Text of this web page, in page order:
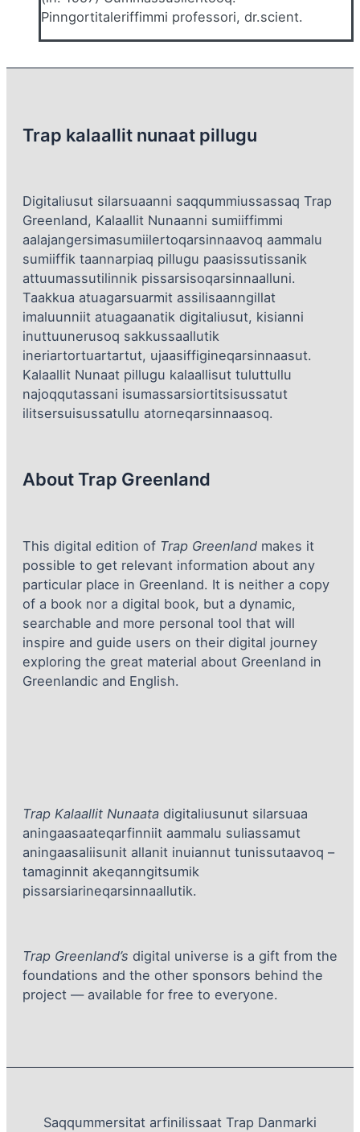
Pinngortitaleriffimmi professori, dr.scient.
Trap kalaallit nunaat pillugu
Digitaliusut silarsuaanni saqqummiussassaq Trap
Greenland, Kalaallit Nunaanni sumiiffimmi
aalajangersimasumiilertoqarsinnaavoq aammalu
sumiiffik taannarpiaq pillugu paasissutissanik
attuumassutilinnik pissarsisoqarsinnaalluni.
Taakkua atuagarsuarmit assilisaanngillat
imaluunniit atuagaanatik digitaliusut, kisianni
inuttuunerusoq sakkussaallutik
ineriartortuartartut, ujaasiffigineqarsinnaasut.
Kalaallit Nunaat pillugu kalaallisut tuluttullu
najoqqutassani isumassarsiortitsisussatut
ilitsersuisussatullu atorneqarsinnaasoq.
About Trap Greenland
This digital edition of Trap Greenland makes it
possible to get relevant information about any
particular place in Greenland. It is neither a copy
of a book nor a digital book, but a dynamic,
searchable and more personal tool that will
inspire and guide users on their digital journey
exploring the great material about Greenland in
Greenlandic and English.
Trap Kalaallit Nunaata digitaliusunut silarsuaa
aningaasaateqarfinniit aammalu suliassamut
aningaasaliisunit allanit inuiannut tunissutaavoq –
tamaginnit akeqanngitsumik
pissarsiarineqarsinnaallutik.
Trap Greenland’s digital universe is a gift from the
foundations and the other sponsors behind the
project — available for free to everyone.
Saqqummersitat arfinilissaat Trap Danmarki